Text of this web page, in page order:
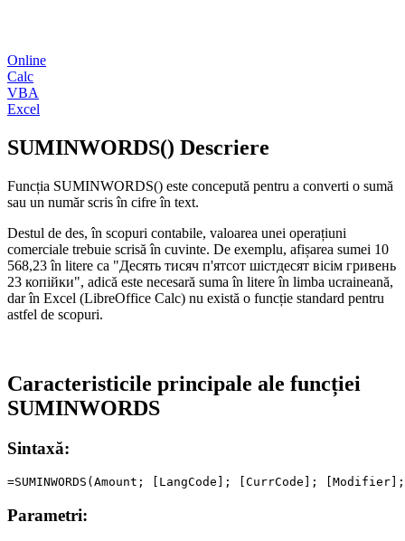
Online
Calc
VBA
Excel
SUMINWORDS() Descriere
Funcția SUMINWORDS() este concepută pentru a converti o sumă
sau un număr scris în cifre în text.
Destul de des, în scopuri contabile, valoarea unei operațiuni
comerciale trebuie scrisă în cuvinte. De exemplu, afișarea sumei 10
568,23în litere ca "Десять тисяч п'ятсот шістдесят вісім гривень
23 копійки", adică este necesară suma în litere în limba ucraineană,
dar în Excel (LibreOffice Calc) nu există o funcție standard pentru
astfel de scopuri.
Caracteristicile principale ale funcției
SUMINWORDS
Sintaxă:
Parametri: